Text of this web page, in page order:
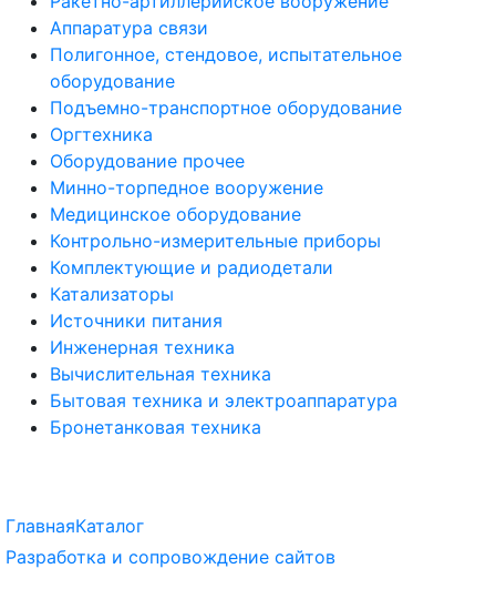
Аппаратура связи
Полигонное, стендовое, испытательное
оборудование
Подъемно-транспортное оборудование
Оргтехника
Оборудование прочее
Минно-торпедное вооружение
Медицинское оборудование
Контрольно-измерительные приборы
Комплектующие и радиодетали
Катализаторы
Источники питания
Инженерная техника
Вычислительная техника
Бытовая техника и электроаппаратура
Бронетанковая техника
ГлавнаяКаталог
Разработка и сопровождение сайтов